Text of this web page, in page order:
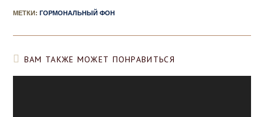
МЕТКИ : ГОРМОНАЛЬНЫЙ ФОН
ВАМ ТАКЖЕ МОЖЕТ ПОНРАВИТЬСЯ